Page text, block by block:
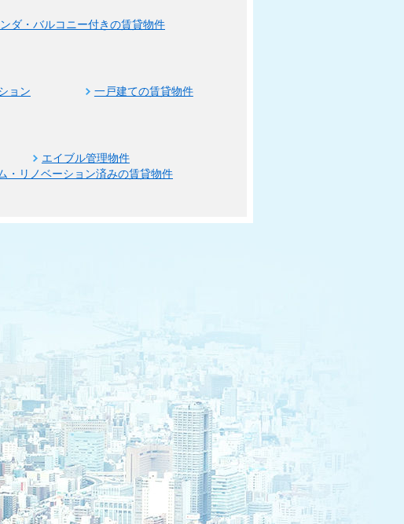
ダ・バルコニー付きの賃貸物件
ョン
一戸建ての賃貸物件
エイブル管理物件
・リノベーション済みの賃貸物件